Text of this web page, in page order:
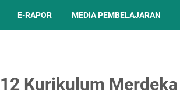
E-RAPOR MEDIA PEMBELAJARAN
Kurikulum Merdeka